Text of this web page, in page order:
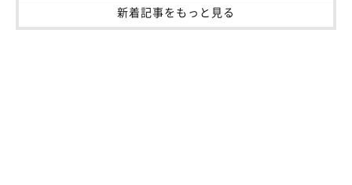
新着記事をもっと見る